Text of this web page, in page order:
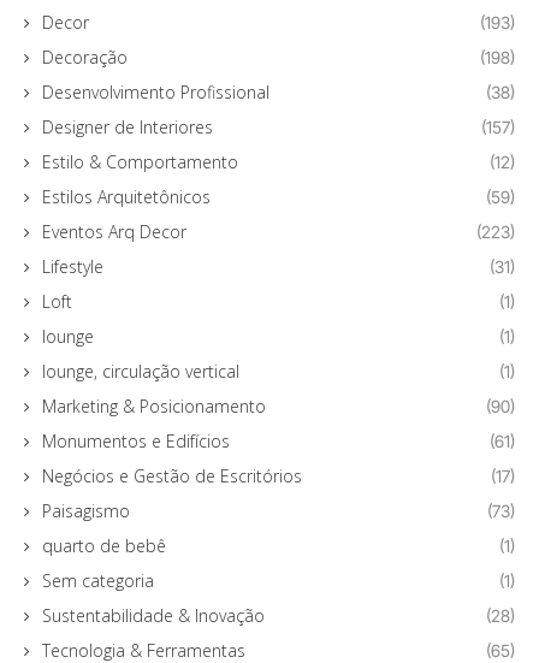
Decor (193)
Decoração (198)
Desenvolvimento Profissional (38)
Designer de Interiores (157)
Estilo & Comportamento (12)
Estilos Arquitetônicos (59)
Eventos Arq Decor (223)
Lifestyle (31)
Loft (1)
lounge (1)
lounge, circulação vertical (1)
Marketing & Posicionamento (90)
Monumentos e Edifícios (61)
Negócios e Gestão de Escritórios (17)
Paisagismo (73)
quarto de bebê (1)
Sem categoria (1)
Sustentabilidade & Inovação (28)
Tecnologia & Ferramentas (65)